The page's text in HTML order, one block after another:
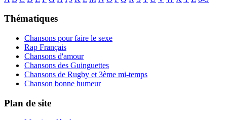
Thématiques
Chansons pour faire le sexe
Rap Français
Chansons d'amour
Chansons des Guinguettes
Chansons de Rugby et 3ème mi-temps
Chanson bonne humeur
Plan de site